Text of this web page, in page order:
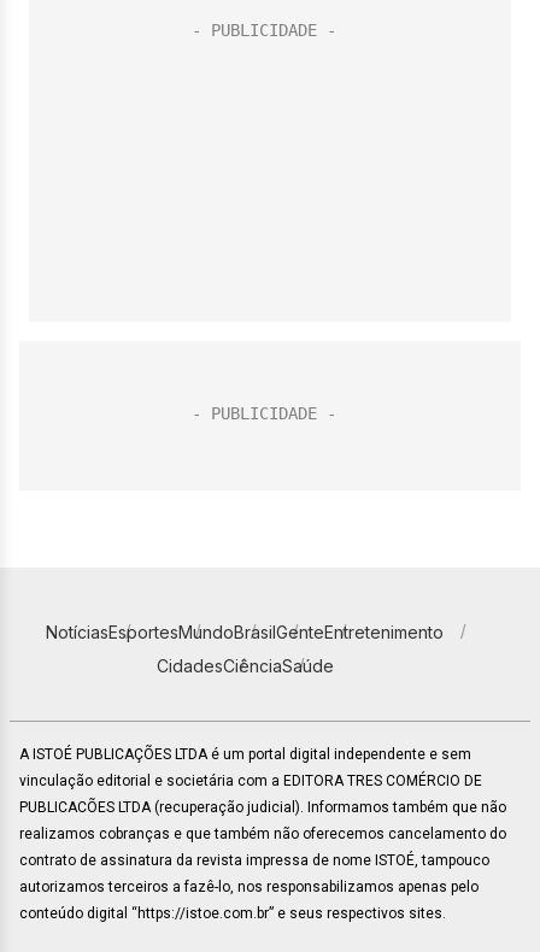
NotíciasEsportesMundoBrasilGenteEntretenimento
CidadesCiênciaSaúde
A ISTOÉ PUBLICAÇÕES LTDA é um portal digital independente e sem
vinculação editorial e societária com a EDITORA TRES COMÉRCIO DE
PUBLICACÕES LTDA (recuperação judicial). Informamos também que não
realizamos cobranças e que também não oferecemos cancelamento do
contrato de assinatura da revista impressa de nome ISTOÉ, tampouco
autorizamos terceiros a fazê-lo, nos responsabilizamos apenas pelo
conteúdo digital “https://istoe.com.br” e seus respectivos sites.